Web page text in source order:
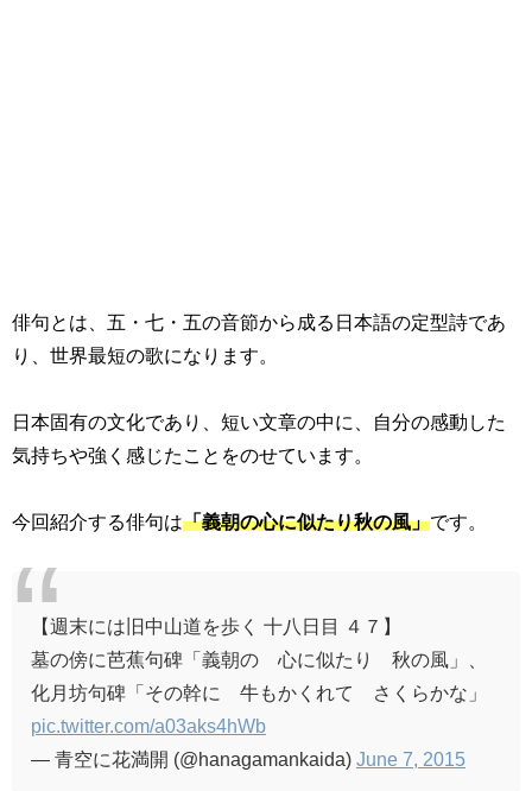
俳句とは、五・七・五の音節から成る日本語の定型詩であ
り、世界最短の歌になります。
日本固有の文化であり、短い文章の中に、自分の感動した
気持ちや強く感じたことをのせています。
今回紹介する俳句は「義朝の心に似たり秋の風」です。
【週末には旧中山道を歩く 十八日目 ４７】
墓の傍に芭蕉句碑「義朝の 心に似たり 秋の風」、
化月坊句碑「その幹に 牛もかくれて さくらかな」
pic.twitter.com/a03aks4hWb
— 青空に花満開 (@hanagamankaida) June 7, 2015